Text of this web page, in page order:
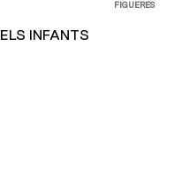
FIGUERES
INFANTS